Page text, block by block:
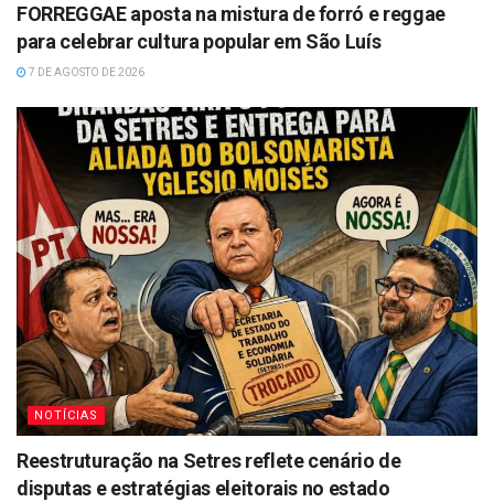
FORREGGAE aposta na mistura de forró e reggae
para celebrar cultura popular em São Luís
7 DE AGOSTO DE 2026
NOTÍCIAS
Reestruturação na Setres reflete cenário de
disputas e estratégias eleitorais no estado